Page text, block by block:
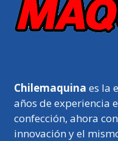
Chilemaquina es la
años de experiencia
confección, ahora
innovación y el